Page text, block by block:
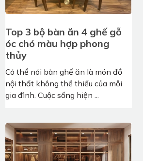
Top 3 bộ bàn ăn 4 ghế gỗ
óc chó màu hợp phong
thủy
Có thể nói bàn ghế ăn là món đồ
nội thất không thể thiếu của mỗi
gia đình. Cuộc sống hiện ...